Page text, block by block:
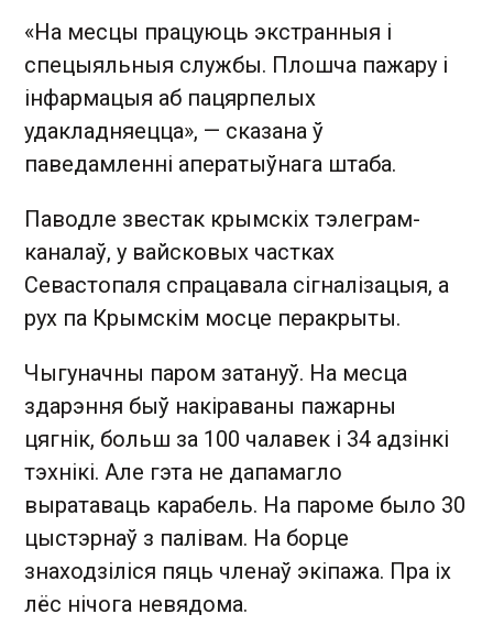
«На месцы працуюць экстранныя і
спецыяльныя службы. Плошча пажару і
інфармацыя аб пацярпелых
удакладняецца», — сказана ў
паведамленні аператыўнага штаба.
Паводле звестак крымскіх тэлеграм-
каналаў, у вайсковых частках
Севастопаля спрацавала сігналізацыя, а
рух па Крымскім мосце перакрыты.
Чыгуначны паром затануў. На месца
здарэння быў накіраваны пажарны
цягнік, больш за 100 чалавек і 34 адзінкі
тэхнікі. Але гэта не дапамагло
выратаваць карабель. На пароме было 30
цыстэрнаў з палівам. На борце
знаходзіліся пяць членаў экіпажа. Пра іх
лёс нічога невядома.